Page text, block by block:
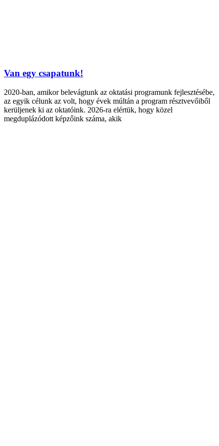
Van egy csapatunk!
2020-ban, amikor belevágtunk az oktatási programunk fejlesztésébe,
az egyik célunk az volt, hogy évek múltán a program résztvevőiből
kerüljenek ki az oktatóink. 2026-ra elértük, hogy közel
megduplázódott képzőink száma, akik